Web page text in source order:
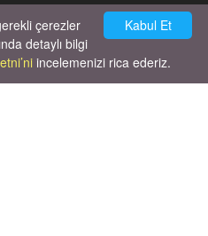
Kabul Et
çerezler
detaylı bilgi
incelemenizi rica ederiz.